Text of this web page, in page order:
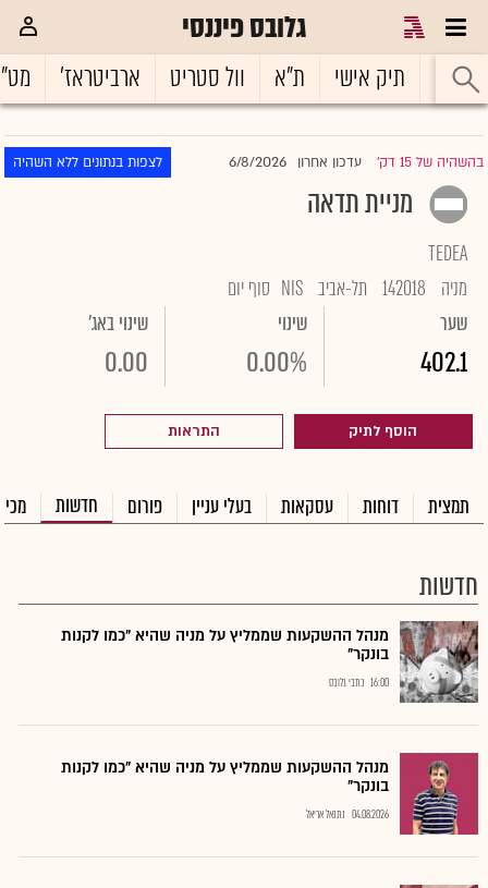
גלובס פיננסי
ראשי תיק אישי ת"א וול סטריט ארביטראז'
בהשהיה של 15 דק' |עדכון אחרון 6/8/2026 לצפות בנתונים ללא השהיה
מניית תדאה
TEDEA
מניה
142018 תל-אביב NIS סוף יום
שער
402.1
שינוי
0.00%
שינוי באג'
0.00
הוסף לתיק התראות
תמצית דוחות עסקאות בעלי עניין פורום חדשות
חדשות
מנהל ההשקעות שממליץ על מניה שהיא "כמו לקנות
בונקר"
16:00 כתבי גלובס
מנהל ההשקעות שממליץ על מניה שהיא "כמו לקנות
בונקר"
04.08.2026 נתנאל אריאל